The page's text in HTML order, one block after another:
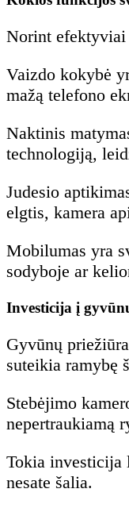
Norint efektyviai
Vaizdo kokybė
mažą telefono
Naktinis
technologiją,
Judesio
elgtis, kamera
Mobilumas yra
sodyboje ar
Investicija į
Gyvūnų
suteikia ramybę
Stebėjimo
nepertraukiamą
Tokia investicija
nesate šalia.